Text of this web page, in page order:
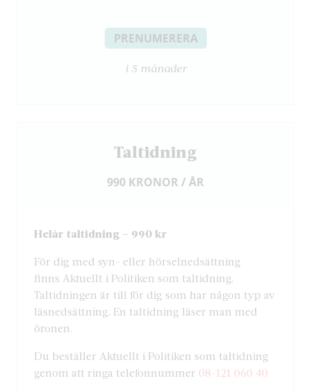
PRENUMERERA
i 5 månader
Taltidning
990 KRONOR / ÅR
Helår taltidning – 990 kr
För dig med syn- eller hörselnedsättning
finns Aktuellt i Politiken som taltidning.
Taltidningen är till för dig som har någon typ av
läsnedsättning. En taltidning läser man med
öronen.
Du beställer Aktuellt i Politiken som taltidning
genom att ringa telefonnummer 08-121 060 40